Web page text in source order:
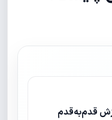
قدم‌به‌قدم